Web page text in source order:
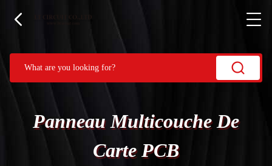
Panneau Multicouche De
Carte PCB